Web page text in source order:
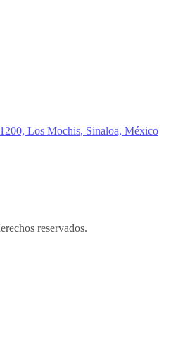
Los Mochis, Sinaloa, México
reservados.